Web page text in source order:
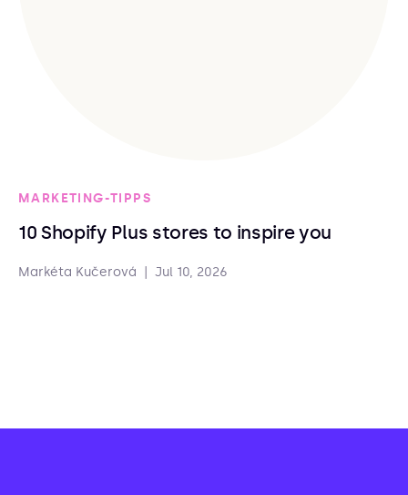
MARKETING-TIPPS
10 Shopify Plus stores to inspire you
Markéta Kučerová Jul 10, 2026